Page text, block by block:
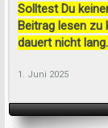
Solltest Du
Beitrag lesen zu
dauert nicht lang.
1. Juni 2025